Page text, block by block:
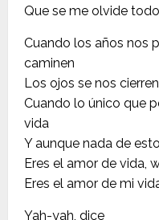
Que se me olvide
Cuando los años nos
caminen
Los ojos se nos
Cuando lo único que
vida
Y aunque nada de
Eres el amor de vida,
Eres el amor de mi
Yah-yah, dice